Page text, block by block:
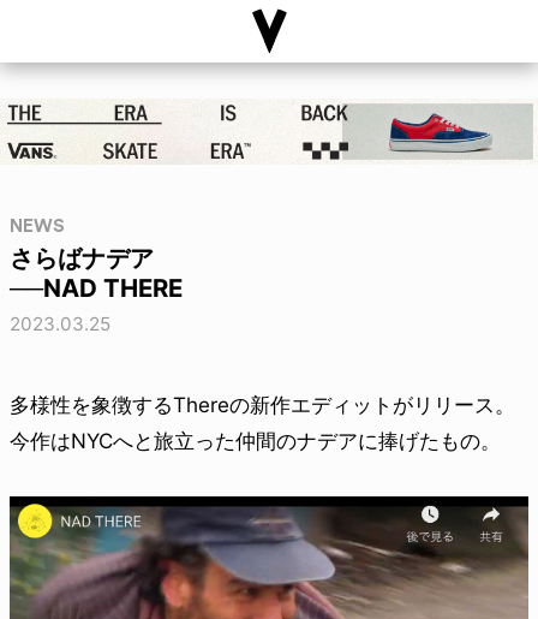
NEWS
さらばナデア
──NAD THERE
2023.03.25
多様性を象徴するThereの新作エディットがリリース。
今作はNYCへと旅立った仲間のナデアに捧げたもの。